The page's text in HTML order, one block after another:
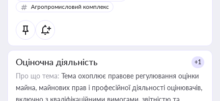
Агропромисловий комплекс
Оціночна діяльність +1
Про що тема: Тема охоплює правове регулювання оцінки
майна, майнових прав і професійної діяльності оцінювачів,
включно з кваліфікаційними вимогами, звітністю та